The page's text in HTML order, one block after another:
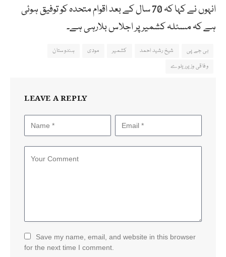
انہوں نے کہا کہ 70 سال کے بعد اقوام متحدہ کو توفیق ہوئی
ہے کہ مسئلہ کشمیر پر اجلاس بلارہی ہے۔
بی جے پی شیخ رشید احمد کشمیر مودی
ہندوستان
وفاقی وزیرریلوے
LEAVE A REPLY
Save my name, email, and website in this browser
for the next time I comment.